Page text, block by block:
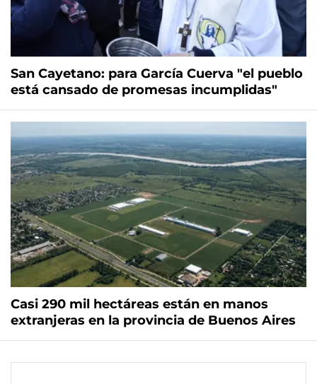
San Cayetano: para García Cuerva "el pueblo
está cansado de promesas incumplidas"
Casi 290 mil hectáreas están en manos
extranjeras en la provincia de Buenos Aires